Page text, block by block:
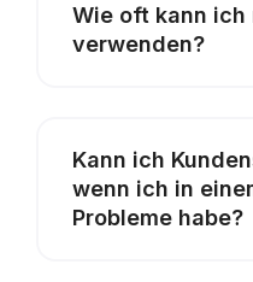
Wie oft kann ich
verwenden?
Kann ich
wenn ich in
Probleme habe?